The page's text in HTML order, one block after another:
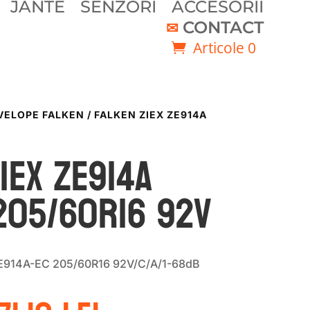
JANTE SENZORI
ACCESORII
CONTACT
Articole 0
FALKEN / FALKEN ZIEX ZE914A
ZE914A
60R16 92V
EC 205/60R16 92V/C/A/1-68dB